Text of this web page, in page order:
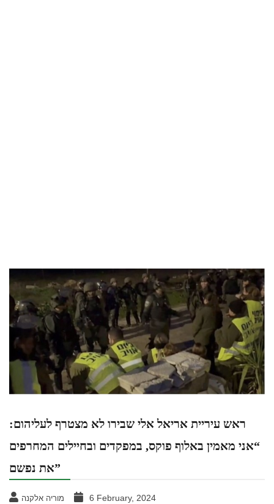
ראש עיריית אריאל אלי שבירו לא מצטרף לעליהום:
“אני מאמין באלוף פוקס, במפקדים ובחיילים המחרפים
את נפשם”
מוריה אלקנה 6 February, 2024